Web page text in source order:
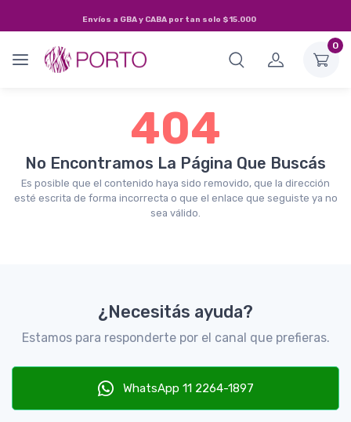
Envíos a GBA y CABA por tan solo $15.000
0
404
No Encontramos La Página Que Buscás
Es posible que el contenido haya sido removido, que la dirección
esté escrita de forma incorrecta o que el enlace que seguiste ya no
sea válido.
¿Necesitás ayuda?
Estamos para responderte por el canal que prefieras.
WhatsApp 11 2264-1897